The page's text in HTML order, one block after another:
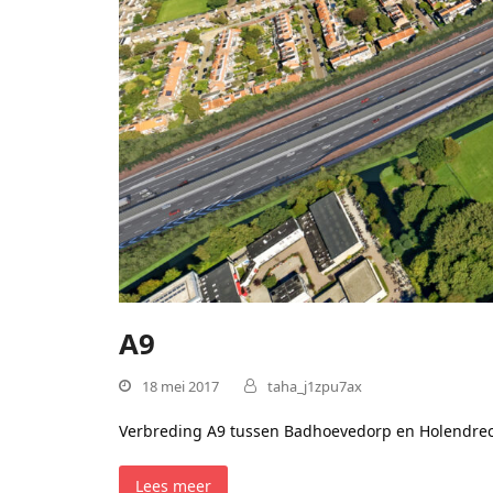
A9
18 mei 2017 taha_j1zpu7ax
Verbreding A9 tussen Badhoevedorp en
Lees meer